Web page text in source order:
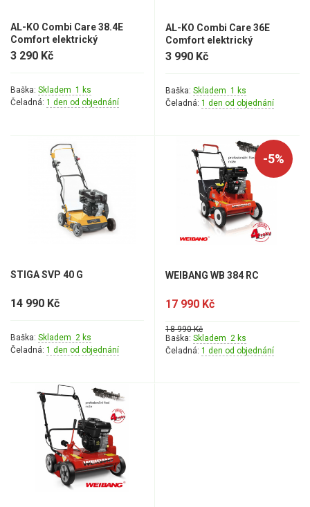
Motorové pily
Benzínové pily
Aku pily
Elektrické pily
Vyvětvovací pily
AKU zahradní technika
Aku křovinořezy a vyžínače
Aku sekačky
Aku AL-KO
Štípačka na dřevo
VARI malotraktory
VARI multifunkční nosiče
Sněhové frézy
AL-KO Combi Care 38.4E
Comfort elektrický
provzdušňovač a
3 290 Kč
Baška: Skladem 1 ks
Čeladná: 1 den od objednání
AL-KO Combi Care 36E
Comfort elektrický
provzdušňovač a vertikutátor
3 990 Kč
Baška: Skladem 1 ks
Čeladná: 1 den od objednání
STIGA SVP 40 G
14 990 Kč
Baška: Skladem 2 ks
Čeladná: 1 den od objednání
-5%
WEIBANG WB 384 RC
17 990 Kč
18 990 Kč
Baška: Skladem 2 ks
Čeladná: 1 den od objednání